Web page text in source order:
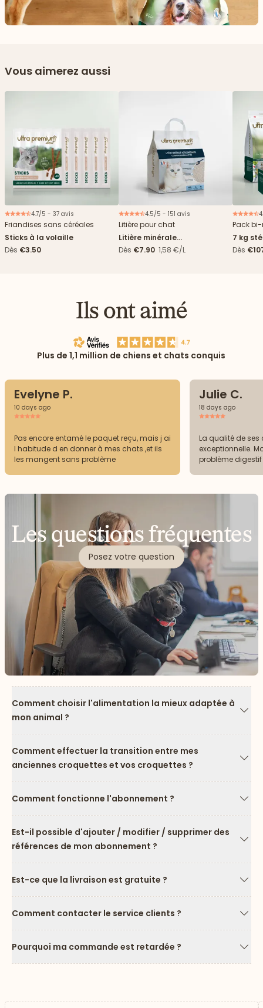
Vous aimerez aussi
4.7/5 - 37 avis
Friandises sans céréales
Sticks à la volaille
Dès €3.50
4.5/5 - 151 avis
Litière pour chat
Litière minérale
agglomérante - 5L
Dès €7.90 1,58 €/L
Pack
7 kg
sachets
Dès
Ils ont aimé
Plus de 1,1 million de chiens et chats conquis
Evelyne P.
10 days ago
Pas encore entamé le paquet reçu, mais j ai
l habitude d en donner à mes chats ,et ils
les mangent sans problème
Julie C.
18 days ago
La qualité de ses
exceptionnelle.
problème
Les questions fréquentes
Posez votre question
Comment choisir l'alimentation la mieux adaptée à
mon animal ?
Comment effectuer la transition entre mes
anciennes croquettes et vos croquettes ?
Comment fonctionne l'abonnement ?
Est-il possible d'ajouter / modifier / supprimer des
références de mon abonnement ?
Est-ce que la livraison est gratuite ?
Comment contacter le service clients ?
Pourquoi ma commande est retardée ?